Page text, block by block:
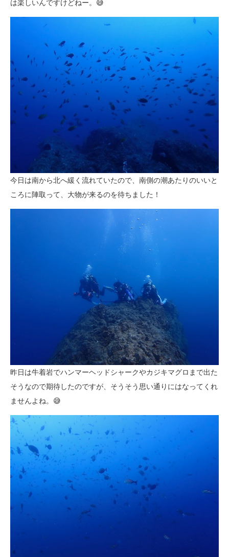
は楽しいんですけどねー。😅
今日は南から北へ緩く流れていたので、南側の潮あたりのいいと
ころに陣取って、大物が来るのを待ちました！
昨日は牛着岩でハンマーヘッドシャークやカジキマグロまで出た
そうなので期待したのですが、そうそう思い通りにはなってくれ
ませんよね。😅